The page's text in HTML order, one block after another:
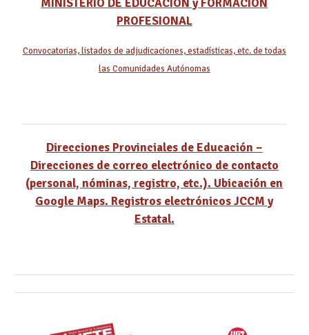
MINISTERIO DE EDUCACIÓN y FORMACIÓN
PROFESIONAL
Convocatorias, listados de adjudicaciones, estadísticas, etc. de todas
las Comunidades Autónomas
Direcciones Provinciales de Educación –
Direcciones de correo electrónico de contacto
(personal, nóminas, registro, etc.). Ubicación en
Google Maps. Registros electrónicos JCCM y
Estatal.